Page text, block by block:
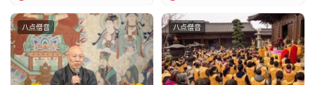
八点僧音 八点僧音